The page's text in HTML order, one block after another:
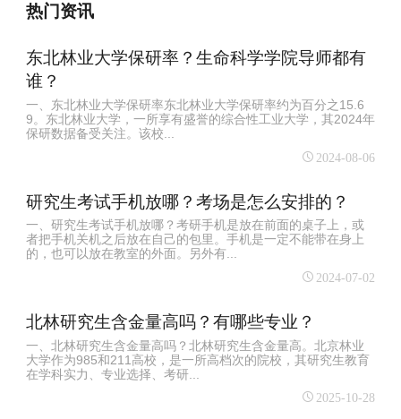
热门资讯
东北林业大学保研率？生命科学学院导师都有
谁？
一、东北林业大学保研率东北林业大学保研率约为百分之15.6
9。东北林业大学，一所享有盛誉的综合性工业大学，其2024年
保研数据备受关注。该校...
2024-08-06
研究生考试手机放哪？考场是怎么安排的？
一、研究生考试手机放哪？考研手机是放在前面的桌子上，或
者把手机关机之后放在自己的包里。手机是一定不能带在身上
的，也可以放在教室的外面。另外有...
2024-07-02
北林研究生含金量高吗？有哪些专业？
一、北林研究生含金量高吗？北林研究生含金量高。北京林业
大学作为985和211高校，是一所高档次的院校，其研究生教育
在学科实力、专业选择、考研...
2025-10-28